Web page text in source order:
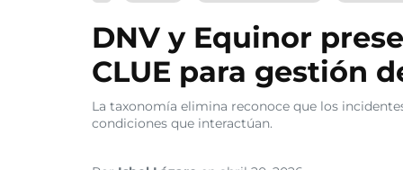
DNV y Equinor
CLUE para gestión
La taxonomía elimina reconoce que los
condiciones que interactúan.